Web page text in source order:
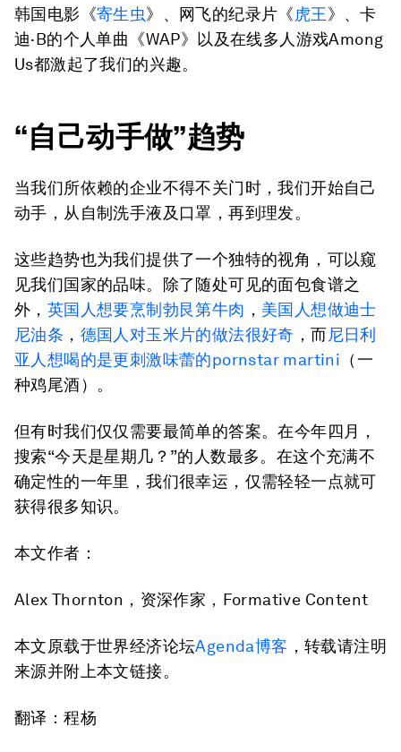
韩国电影《寄生虫》、网飞的纪录片《虎王》、卡
迪·B的个人单曲《WAP》以及在线多人游戏Among
Us都激起了我们的兴趣。
“自己动手做”趋势
当我们所依赖的企业不得不关门时，我们开始自己
动手，从自制洗手液及口罩，再到理发。
这些趋势也为我们提供了一个独特的视角，可以窥
见我们国家的品味。除了随处可见的面包食谱之
外， 英国人想要烹制勃艮第牛肉 ， 美国人想做迪士
尼油条 ， 德国人对玉米片的做法很好奇 ，而尼日利
亚人想喝的是更刺激味蕾的pornstar martini （一
种鸡尾酒）。
但有时我们仅仅需要最简单的答案。在今年四月，
搜索“今天是星期几？”的人数最多。在这个充满不
确定性的一年里，我们很幸运，仅需轻轻一点就可
获得很多知识。
本文作者：
Alex Thornton，资深作家，Formative Content
本文原载于世界经济论坛Agenda博客 ，转载请注明
来源并附上本文链接。
翻译：程杨